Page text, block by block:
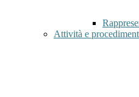
Attività e